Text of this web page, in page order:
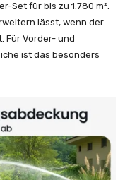
Set für bis zu 1.780 m².
lässt, wenn der
Für Vorder- und
ist das besonders